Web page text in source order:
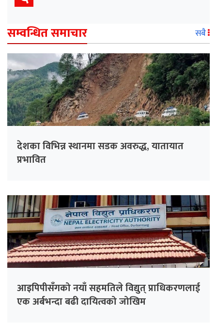
सम्वन्धित समाचार सबै
देशका विभिन्न स्थानमा सडक अवरुद्ध, यातायात
प्रभावित
आइपिपीसँगको नयाँ सहमतिले विद्युत् प्राधिकरणलाई
एक अर्बभन्दा बढी दायित्वको जोखिम